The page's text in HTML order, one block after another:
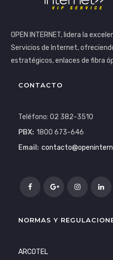
OPEN INTERNET, lidera la
Servicios de Internet,
estratégicos, enlaces de fibra
CONTACTO
Teléfono: 02 382-3510
PBX: 1800 673-646
Email:
NORMAS Y
ARCOTEL